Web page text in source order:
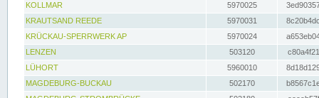
KOLLMAR
5970025
KRAUTSAND REEDE
5970031
KRÜCKAU-SPERRWERK AP
5970024
LENZEN
503120
LÜHORT
5960010
MAGDEBURG-BUCKAU
502170